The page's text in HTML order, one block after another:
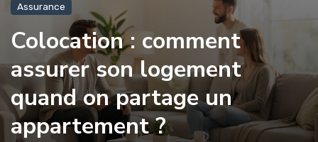
Assurance
Colocation : comment
assurer son logement
quand on partage un
appartement ?